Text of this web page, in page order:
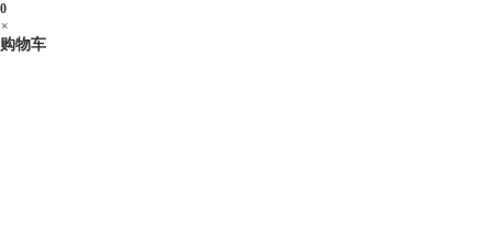
0
×
购物车